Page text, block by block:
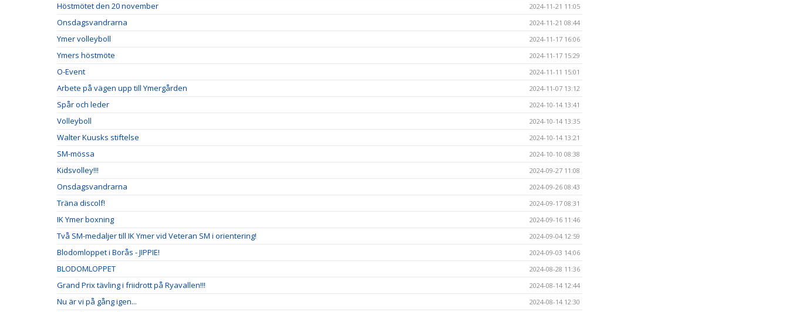
Höstmötet den 20 november 2024-11-21 11:05
Onsdagsvandrarna 2024-11-21 08:44
Ymer volleyboll 2024-11-17 16:06
Ymers höstmöte 2024-11-17 15:29
O-Event 2024-11-11 15:01
Arbete på vägen upp till Ymergården 2024-11-07 13:12
Spår och leder 2024-10-14 13:41
Volleyboll 2024-10-14 13:35
Walter Kuusks stiftelse 2024-10-14 13:21
SM-mössa 2024-10-10 08:38
Kidsvolley!!! 2024-09-27 11:08
Onsdagsvandrarna 2024-09-26 08:43
Träna discolf! 2024-09-17 08:31
IK Ymer boxning 2024-09-16 11:46
Två SM-medaljer till IK Ymer vid Veteran SM i orientering! 2024-09-04 12:59
Blodomloppet i Borås - JIPPIE! 2024-09-03 14:06
BLODOMLOPPET 2024-08-28 11:36
Grand Prix tävling i friidrott på Ryavallen!!! 2024-08-14 12:44
Nu är vi på gång igen... 2024-08-14 12:30